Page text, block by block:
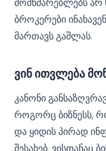
მომხმარებლებს
ბროკერები
მართავს გაშლას.
ვინ ითვლება
კანონი
როგორც ბიზნესს,
და ყიდის პირად
შესახებ, ვისთანაც